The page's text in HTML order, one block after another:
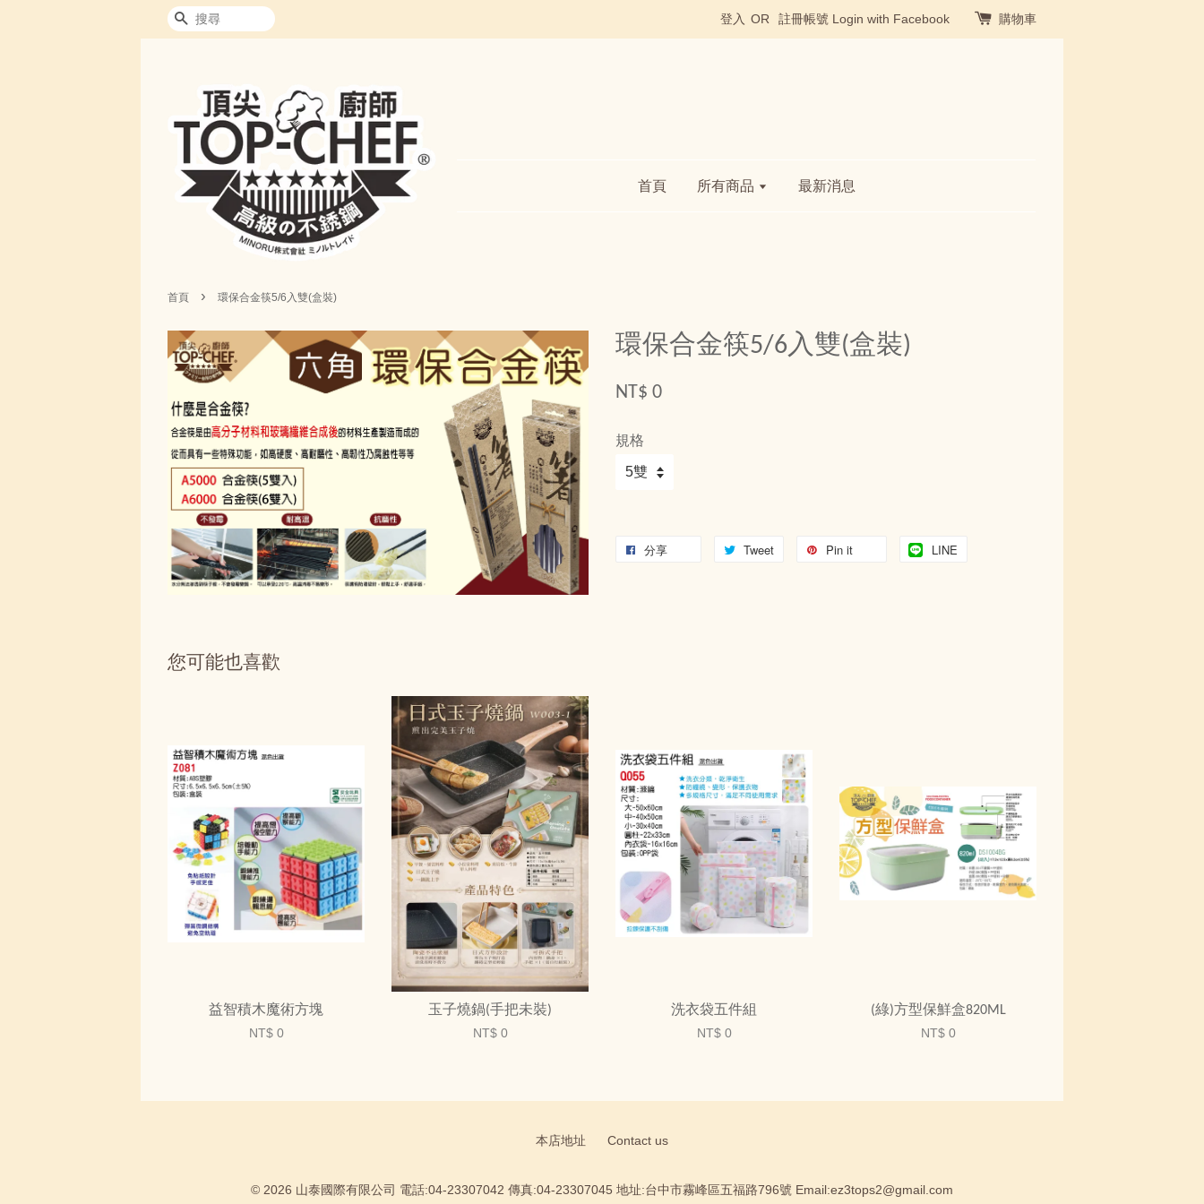
搜尋 登入 OR 註冊帳號 Login with Facebook 購物車
首頁 所有商品 最新消息
首頁 › 環保合金筷5/6入雙(盒裝)
環保合金筷5/6入雙(盒裝)
NT$ 0
規格
分享 Tweet Pin it LINE
您可能也喜歡
益智積木魔術方塊
NT$ 0
玉子燒鍋(手把未裝)
NT$ 0
洗衣袋五件組
NT$ 0
(綠)方型保鮮盒820ML
NT$ 0
本店地址 Contact us
© 2026 山泰國際有限公司 電話:04-23307042 傳真:04-23307045 地址:台中市霧峰區五福路796號 Email:ez3tops2@gmail.com